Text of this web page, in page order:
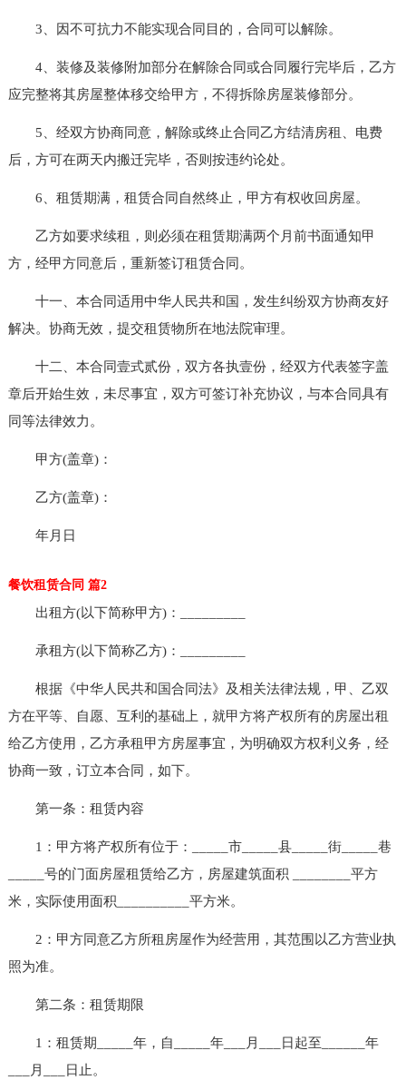
3、因不可抗力不能实现合同目的，合同可以解除。
4、装修及装修附加部分在解除合同或合同履行完毕后，乙方
应完整将其房屋整体移交给甲方，不得拆除房屋装修部分。
5、经双方协商同意，解除或终止合同乙方结清房租、电费
后，方可在两天内搬迁完毕，否则按违约论处。
6、租赁期满，租赁合同自然终止，甲方有权收回房屋。
乙方如要求续租，则必须在租赁期满两个月前书面通知甲
方，经甲方同意后，重新签订租赁合同。
十一、本合同适用中华人民共和国，发生纠纷双方协商友好
解决。协商无效，提交租赁物所在地法院审理。
十二、本合同壹式贰份，双方各执壹份，经双方代表签字盖
章后开始生效，未尽事宜，双方可签订补充协议，与本合同具有
同等法律效力。
甲方(盖章)：
乙方(盖章)：
年月日
餐饮租赁合同 篇2
出租方(以下简称甲方)：_________
承租方(以下简称乙方)：_________
根据《中华人民共和国合同法》及相关法律法规，甲、乙双
方在平等、自愿、互利的基础上，就甲方将产权所有的房屋出租
给乙方使用，乙方承租甲方房屋事宜，为明确双方权利义务，经
协商一致，订立本合同，如下。
第一条：租赁内容
1：甲方将产权所有位于：_____市_____县_____街_____巷
_____号的门面房屋租赁给乙方，房屋建筑面积 ________平方
米，实际使用面积__________平方米。
2：甲方同意乙方所租房屋作为经营用，其范围以乙方营业执
照为准。
第二条：租赁期限
1：租赁期_____年，自_____年___月___日起至______年
___月___日止。